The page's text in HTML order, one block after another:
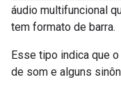
áudio multifuncional
tem formato de barra.
Esse tipo indica que
de som e alguns